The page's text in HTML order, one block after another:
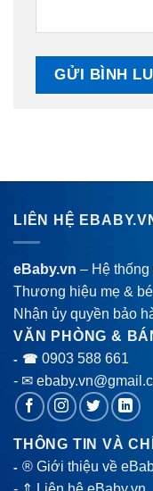
LIÊN HỆ
eBaby.vn – Hệ
Thương hiệu mẹ &
Nhận ủy quyền bảo
VĂN PHÒNG &
- ☎ 0903 588 661
- ✉
THÔNG TIN VÀ
-® Giới thiệu về